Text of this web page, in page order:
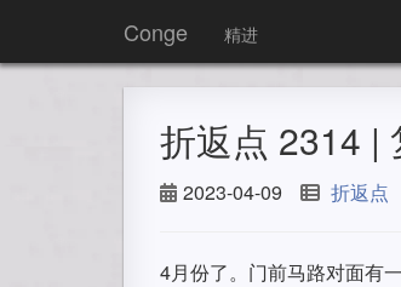
Conge 精进
折返点 2314 |
2023-04-09 折返点
4月份了。门前马路对面有